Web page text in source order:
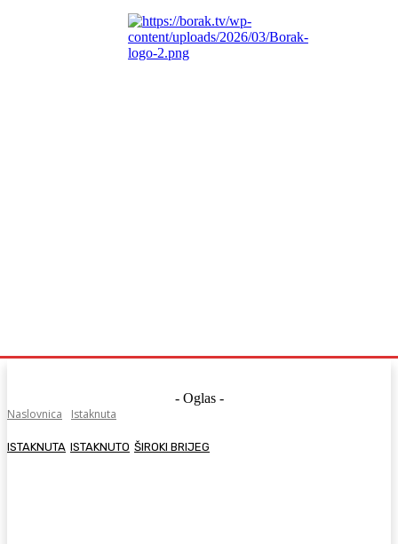
- Oglas -
Naslovnica
Istaknuta
ISTAKNUTA ISTAKNUTO ŠIROKI BRIJEG